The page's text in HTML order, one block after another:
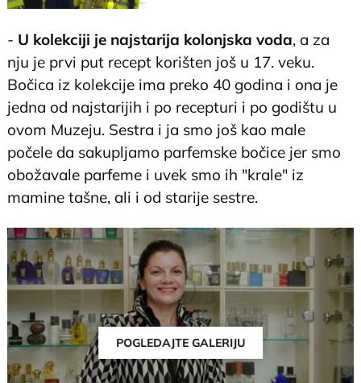
- U kolekciji je najstarija kolonjska voda, a za
nju je prvi put recept korišten još u 17. veku.
Bočica iz kolekcije ima preko 40 godina i ona je
jedna od najstarijih i po recepturi i po godištu u
ovom Muzeju. Sestra i ja smo još kao male
počele da sakupljamo parfemske bočice jer smo
obožavale parfeme i uvek smo ih "krale" iz
mamine tašne, ali i od starije sestre.
POGLEDAJTE GALERIJU